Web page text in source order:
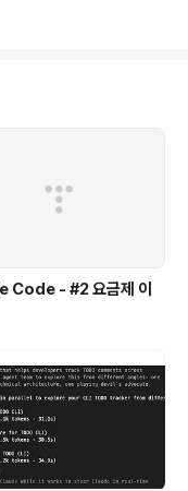
결과를 출력하는 코드이
Code - #2 요금제 이